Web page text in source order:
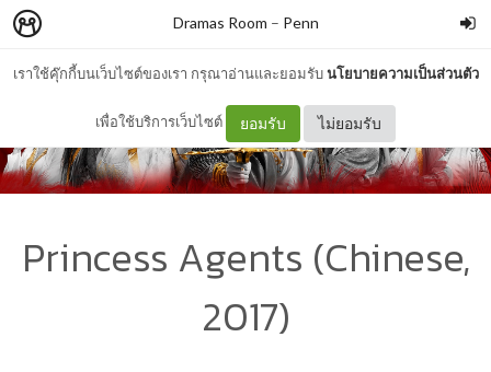
เราใช้คุ๊กกี้บนเว็บไซต์ของเรา กรุณาอ่านและยอมรับนโยบายความเป็นส่วนตัว
เพื่อใช้บริการเว็บไซต์ ยอมรับ ไม่ยอมรับ
Dramas Room – Penn
Princess Agents (Chinese,
2017)